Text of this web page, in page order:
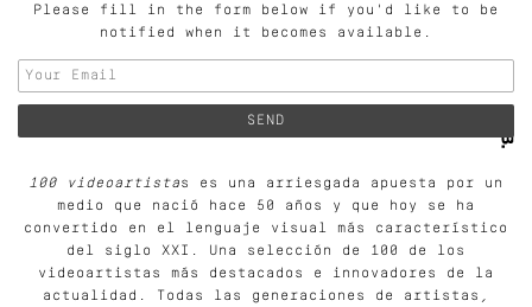
Please fill in the form below if you'd like to be
notified when it becomes available.
100 videoartistas es una arriesgada apuesta por un
medio que nació hace 50 años y que hoy se ha
convertido en el lenguaje visual más característico
del siglo XXI. Una selección de 100 de los
videoartistas más destacados e innovadores de la
actualidad. Todas las generaciones de artistas,